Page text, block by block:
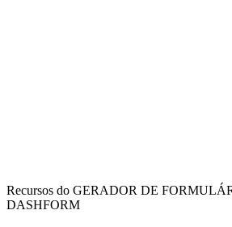
record of all completed deliveries for dispute
Recursos do GERADOR DE
DASHFORM